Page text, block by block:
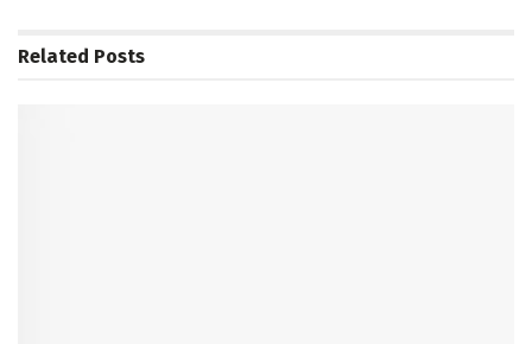
Related Posts